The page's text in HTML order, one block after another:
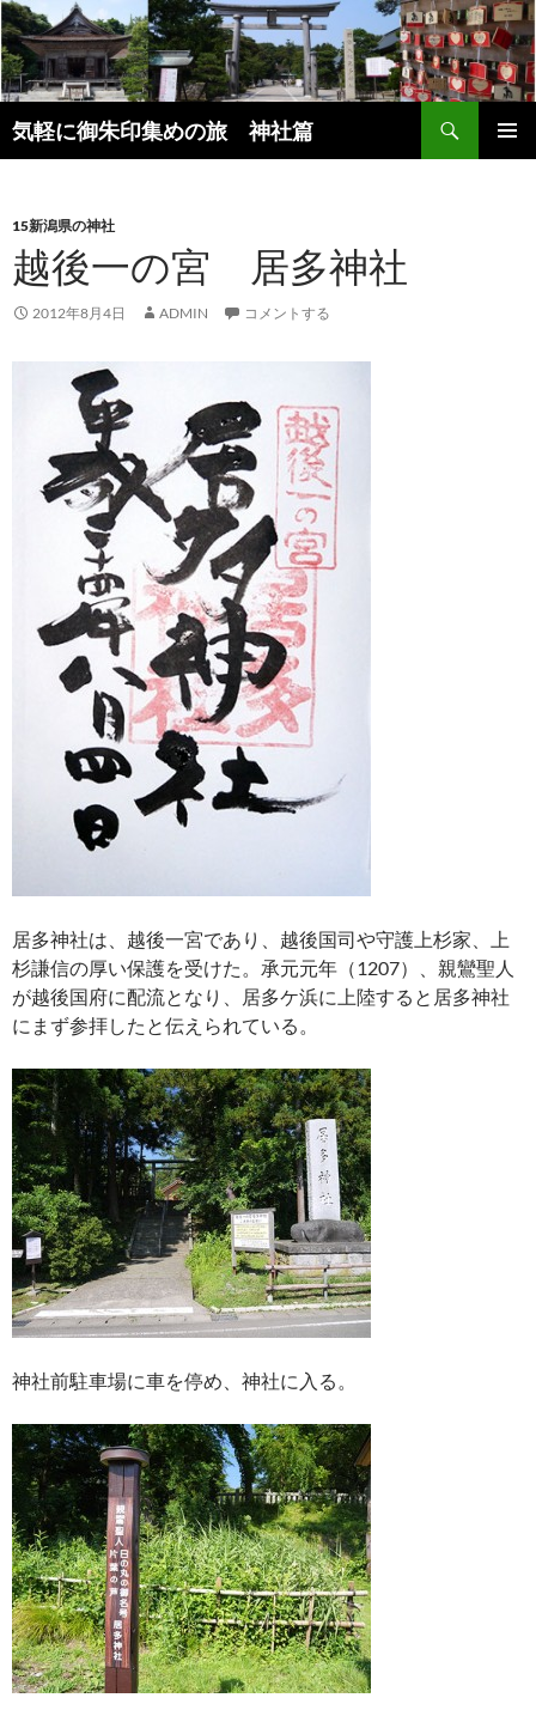
コ
ン
テ
ン
ツ
へ
プ
気軽に御朱印集めの旅 神社篇
索
15新潟県の神社
越後一の宮 居多神社
2012年8月4日 ADMIN コメントする
居多神社は、越後一宮であり、越後国司や守護上杉家、上
杉謙信の厚い保護を受けた。承元元年（1207）、親鸞聖人
が越後国府に配流となり、居多ケ浜に上陸すると居多神社
にまず参拝したと伝えられている。
神社前駐車場に車を停め、神社に入る。